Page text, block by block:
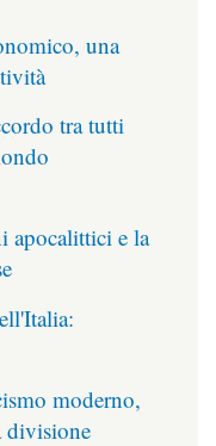
una
tra tutti
apocalittici e la
moderno,
divisione